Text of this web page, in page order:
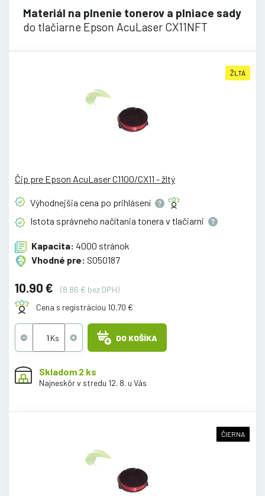
Materiál na plnenie tonerov a plniace sady
do tlačiarne Epson AcuLaser CX11NFT
ŽLTÁ
Čip pre Epson AcuLaser C1100/CX11 - žltý
Výhodnejšia cena po prihlásení
Istota správneho načítania tonera v tlačiarni
Kapacita: 4000 stránok
Vhodné pre: S050187
10.90 €
(8.86 € bez DPH)
Cena s registráciou 10.70 €
DO KOŠÍKA
Skladom 2 ks
Najneskôr v stredu 12. 8. u Vás
ČIERNA